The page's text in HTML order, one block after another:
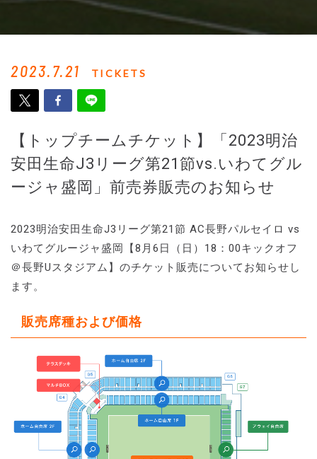
2023.7.21 TICKETS
【トップチームチケット】「2023明治
安田生命J3リーグ第21節vs.いわてグル
ージャ盛岡」前売券販売のお知らせ
2023明治安田生命J3リーグ第21節 AC長野パルセイロ vs
いわてグルージャ盛岡【8月6日（日）18：00キックオフ
＠長野Uスタジアム】のチケット販売についてお知らせし
ます。
販売席種および価格